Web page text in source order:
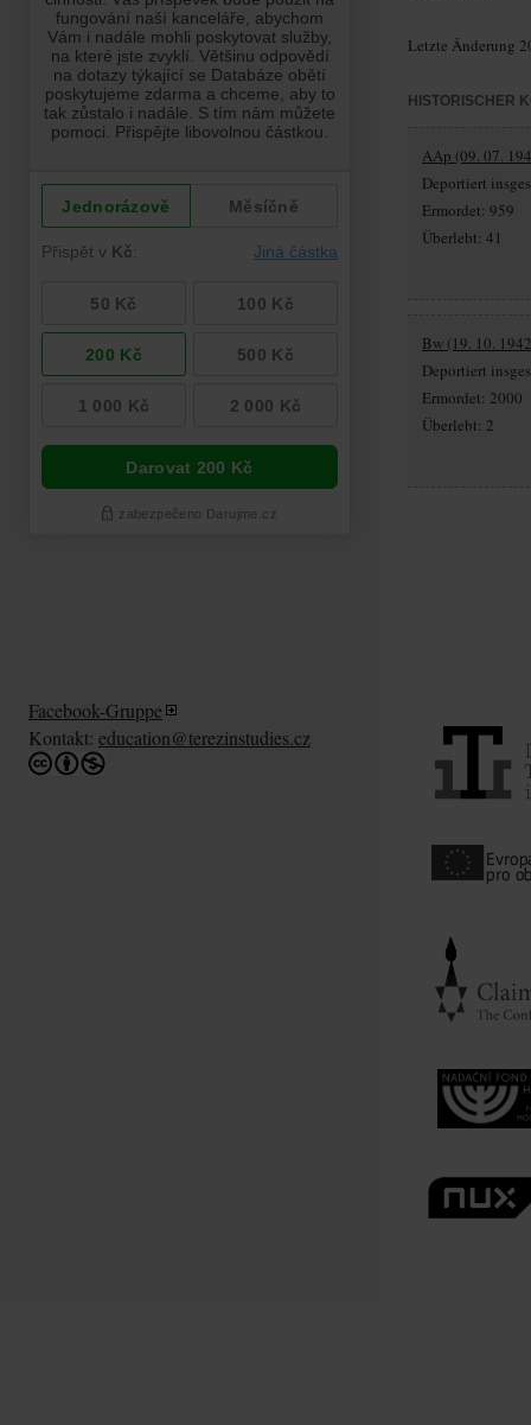
Letzte Änderung
HISTORISCHER
AAp (09. 07.
Deportiert
Ermordet: 959
Überlebt: 41
Bw (19. 10.
Deportiert
Ermordet: 2000
Überlebt: 2
Facebook-Gruppe
Kontakt: education@terezinstudies.cz